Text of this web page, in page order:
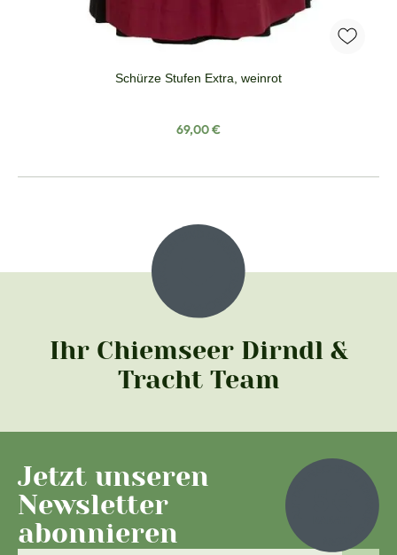
Schürze Stufen Extra, weinrot
Regulärer Preis:
69,00 €
Ihr Chiemseer Dirndl &
Tracht Team
Jetzt unseren
Newsletter
abonnieren